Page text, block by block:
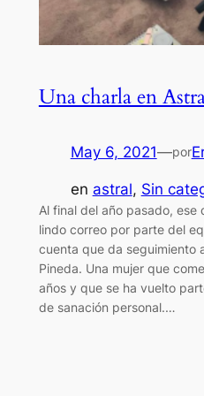
Una charla en
May 6, 2021—por
en astral, Sin
Al final del año pasado, ese
lindo correo por parte del
cuenta que da seguimiento
Pineda. Una mujer que
años y que se ha vuelto
de sanación personal.…